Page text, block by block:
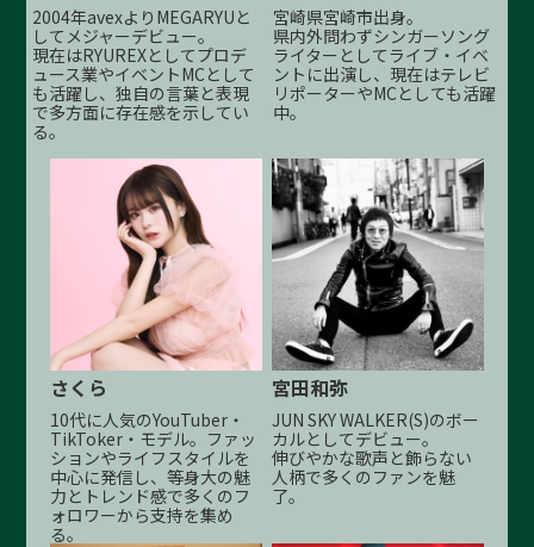
2004年avexよりMEGARYUと
してメジャーデビュー。
現在はRYUREXとしてプロデ
ュース業やイベントMCとして
も活躍し、独自の言葉と表現
で多方面に存在感を示してい
る。
宮崎県宮崎市出身。
県内外問わずシンガーソング
ライターとしてライブ・イベ
ントに出演し、現在はテレビ
リポーターやMCとしても活躍
中。
さくら
10代に人気のYouTuber・
TikToker・モデル。ファッ
ションやライフスタイルを
中心に発信し、等身大の魅
力とトレンド感で多くのフ
ォロワーから支持を集め
る。
宮田和弥
JUN SKY WALKER(S)のボー
カルとしてデビュー。
伸びやかな歌声と飾らない
人柄で多くのファンを魅
了。